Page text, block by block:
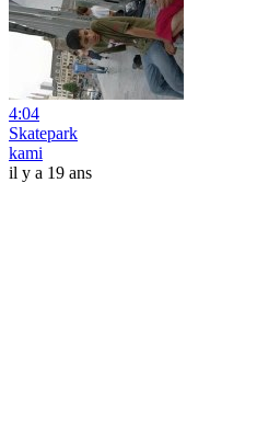
4:04
Skatepark
kami
il y a 19 ans